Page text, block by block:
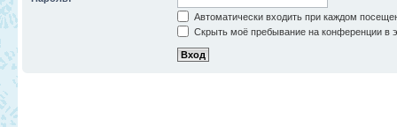
Автоматически входить при каждом
Скрыть моё пребывание на конференции в